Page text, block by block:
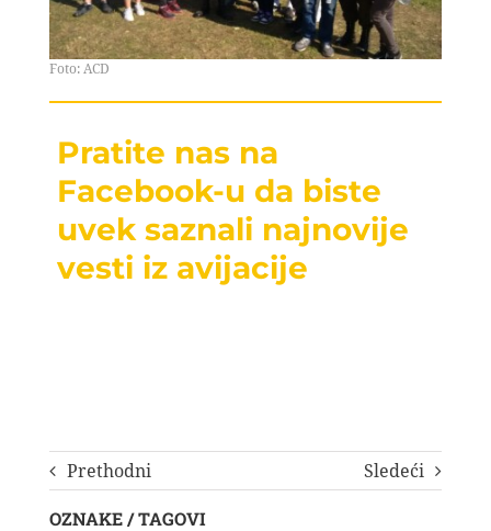
Foto: ACD
Pratite nas na
Facebook-u da biste
uvek saznali najnovije
vesti iz avijacije
Prethodni Sledeći
OZNAKE / TAGOVI